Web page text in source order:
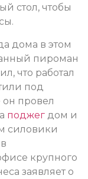
стол, чтобы
дома в этом
пироман
что работал
под
провел
поджег дом и
силовики
крупного
заявляет о